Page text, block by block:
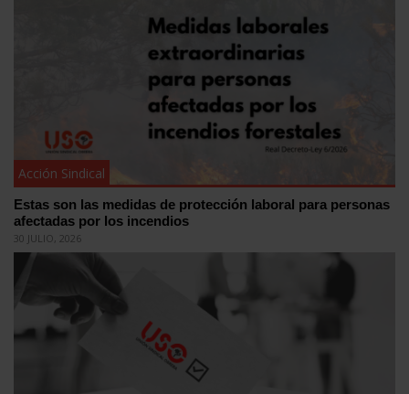
Acción Sindical
Estas son las medidas de protección laboral para personas
afectadas por los incendios
30 JULIO, 2026